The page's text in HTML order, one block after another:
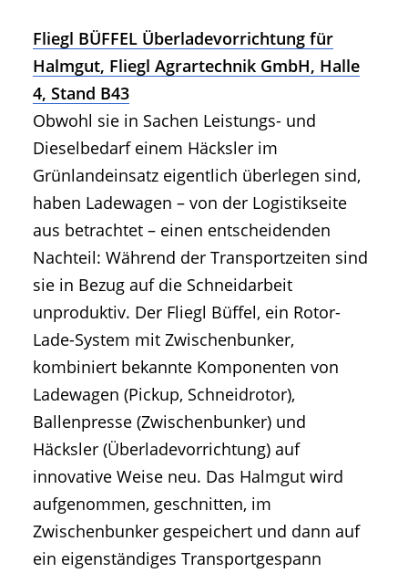
Fliegl BÜFFEL Überladevorrichtung für
Halmgut, Fliegl Agrartechnik GmbH, Halle
4, Stand B43
Obwohl sie in Sachen Leistungs- und
Dieselbedarf einem Häcksler im
Grünlandeinsatz eigentlich überlegen sind,
haben Ladewagen – von der Logistikseite
aus betrachtet – einen entscheidenden
Nachteil: Während der Transportzeiten sind
sie in Bezug auf die Schneidarbeit
unproduktiv. Der Fliegl Büffel, ein Rotor-
Lade-System mit Zwischenbunker,
kombiniert bekannte Komponenten von
Ladewagen (Pickup, Schneidrotor),
Ballenpresse (Zwischenbunker) und
Häcksler (Überladevorrichtung) auf
innovative Weise neu. Das Halmgut wird
aufgenommen, geschnitten, im
Zwischenbunker gespeichert und dann auf
ein eigenständiges Transportgespann